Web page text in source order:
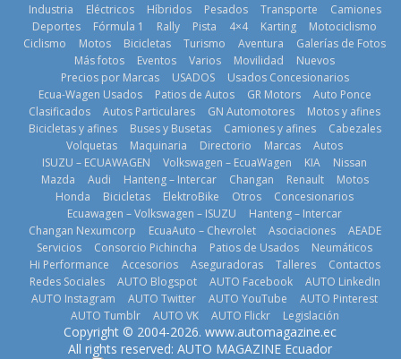
BMW, Toyota,
Bosch y
prueban flota
que usa
gasolina 100%
renovable
25 de julio de
2026
La Vuelta al
Ecuador 2026,
edición 47ª,
recorre 7
provincias en 8
días
1 de agosto de
2026
La FEDAK
recibe 12
¿Qué puede
pasar con tu
vehículo si
permanece
varios días sin
usar?
3 de agosto de
2026
La FEDAK
Industria Eléctricos Híbridos Pesados Transporte
Camiones
Deportes
Fórmula 1 Rally Pista 4×4 Karting
Motociclismo
Ciclismo
Motos Bicicletas Turismo Aventura
Galerías de Fotos
Más fotos
Eventos Varios Movilidad
Nuevos
Precios por Marcas
USADOS
Usados Concesionarios
Ecua-Wagen Usados
Patios de Autos GR Motors
Auto Ponce
Clasificados
Autos Particulares GN Automotores
Motos y afines
Bicicletas y afines
Buses y Busetas Camiones y afines
Cabezales
Volquetas
Maquinaria Directorio Marcas
Autos
ISUZU – ECUAWAGEN
Volkswagen – EcuaWagen KIA
Nissan
Mazda
Audi Hanteng – Intercar Changan Renault
Motos
Honda
Bicicletas ElektroBike Otros
Concesionarios
Ecuawagen – Volkswagen – ISUZU
Hanteng – Intercar
Changan Nexumcorp
EcuaAuto – Chevrolet Asociaciones
AEADE
Servicios
Consorcio Pichincha Patios de Usados
Neumáticos
Hi Performance
Accesorios Aseguradoras Talleres
Contactos
Redes Sociales
AUTO Blogspot AUTO Facebook
AUTO LinkedIn
AUTO Instagram
AUTO Twitter AUTO YouTube
AUTO Pinterest
AUTO Tumblr
AUTO VK AUTO Flickr Legislación
Copyright © 2004-2026. www.automagazine.ec
All rights reserved: AUTO MAGAZINE Ecuador